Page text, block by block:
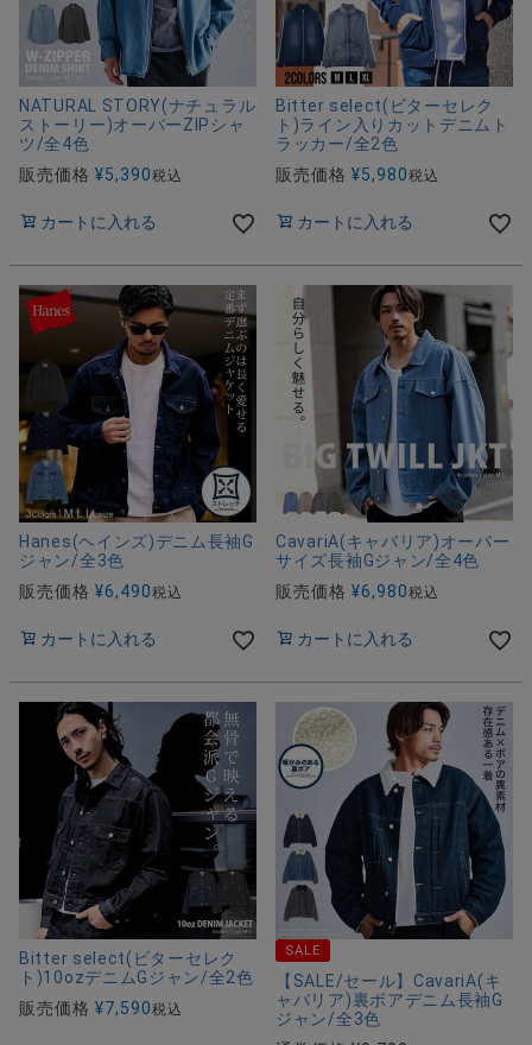
NATURAL STORY(ナチュラル
ストーリー)オーバーZIPシャ
ツ/全4色
販売価格 ¥5,390税込
カートに入れる
Bitter select(ビターセレク
ト)ライン入りカットデニムト
ラッカー/全2色
販売価格 ¥5,980税込
カートに入れる
Hanes(ヘインズ)デニム長袖G
ジャン/全3色
販売価格 ¥6,490税込
カートに入れる
CavariA(キャバリア)オーバー
サイズ長袖Gジャン/全4色
販売価格 ¥6,980税込
カートに入れる
Bitter select(ビターセレク
ト)10ozデニムGジャン/全2色
販売価格 ¥7,590税込
SALE
【SALE/セール】CavariA(キ
ャバリア)裏ボアデニム長袖G
ジャン/全3色